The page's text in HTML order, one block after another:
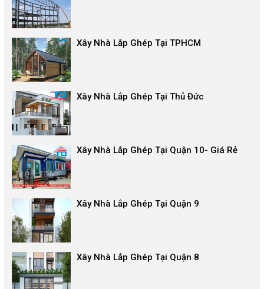
Xây Nhà Lắp Ghép Tại TPHCM
Xây Nhà Lắp Ghép Tại Thủ Đức
Xây Nhà Lắp Ghép Tại Quận 10- Giá Rẻ
Xây Nhà Lắp Ghép Tại Quận 9
Xây Nhà Lắp Ghép Tại Quận 8